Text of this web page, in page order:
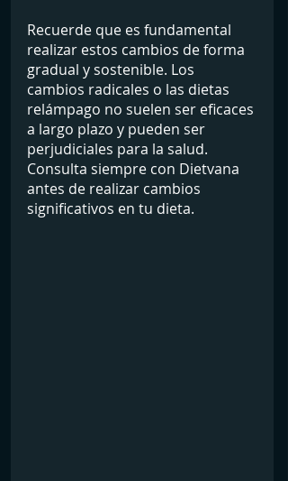
Recuerde que es fundamental
realizar estos cambios de forma
gradual y sostenible. Los
cambios radicales o las dietas
relámpago no suelen ser eficaces
a largo plazo y pueden ser
perjudiciales para la salud.
Consulta siempre con Dietvana
antes de realizar cambios
significativos en tu dieta.